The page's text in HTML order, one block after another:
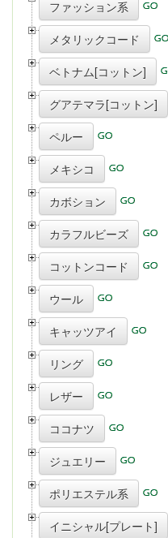
ファッション系
メタリックコード
ベトナム[コットン]
グアテマラ[コットン]
ペルー
メキシコ
カボション
カラフルビーズ
コットンコード
ウール
キャッツアイ
リング
レザー
ココナツ
ジュエリー
ポリエステル系
イニシャル[プレート]